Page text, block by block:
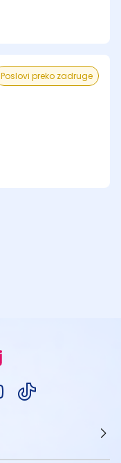
Poslovi preko zadruge